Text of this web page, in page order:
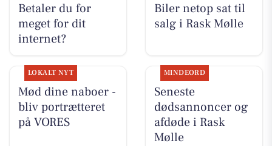
Betaler du for
meget for dit
internet?
Biler netop sat til
salg i Rask Mølle
LOKALT NYT
Mød dine naboer -
bliv portrætteret
på VORES
MINDEORD
Seneste
dødsannoncer og
afdøde i Rask
Mølle